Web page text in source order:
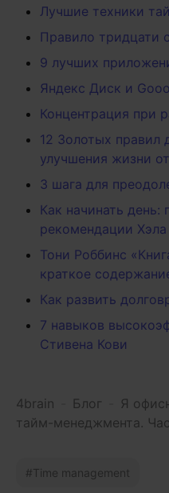
Лучшие техники
Правило тридцати
9 лучших
Яндекс Диск и
Концентрация при
12 Золотых правил
улучшения жизни
3 шага для
Как начинать день:
рекомендации
Тони Роббинс
краткое
Как развить
7 навыков
Стивена Кови
4brain Блог
Я
тайм-менеджмента.
Time management